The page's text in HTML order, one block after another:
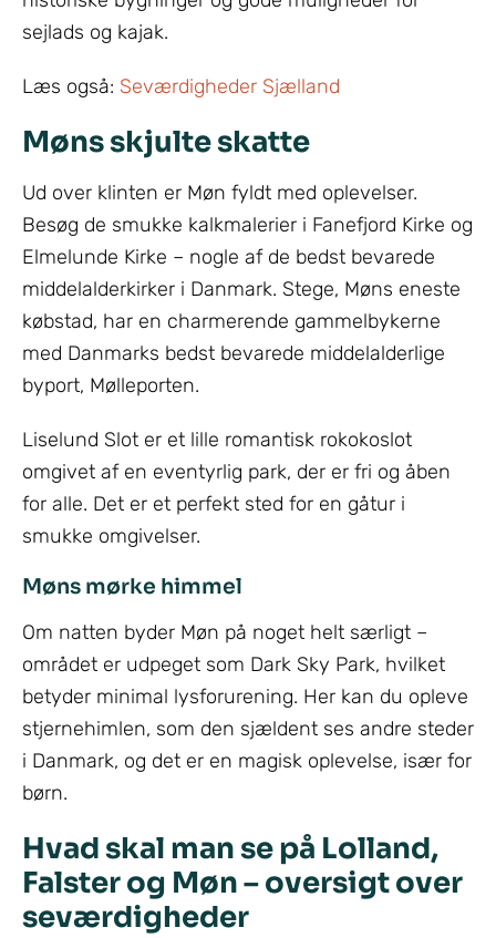
sejlads og kajak.
Læs også: Seværdigheder Sjælland
Møns skjulte skatte
Ud over klinten er Møn fyldt med oplevelser.
Besøg de smukke kalkmalerier i Fanefjord Kirke og
Elmelunde Kirke – nogle af de bedst bevarede
middelalderkirker i Danmark. Stege, Møns eneste
købstad, har en charmerende gammelbykerne
med Danmarks bedst bevarede middelalderlige
byport, Mølleporten.
Liselund Slot er et lille romantisk rokokoslot
omgivet af en eventyrlig park, der er fri og åben
for alle. Det er et perfekt sted for en gåtur i
smukke omgivelser.
Møns mørke himmel
Om natten byder Møn på noget helt særligt –
området er udpeget som Dark Sky Park, hvilket
betyder minimal lysforurening. Her kan du opleve
stjernehimlen, som den sjældent ses andre steder
i Danmark, og det er en magisk oplevelse, især for
børn.
Hvad skal man se på Lolland,
Falster og Møn – oversigt over
seværdigheder